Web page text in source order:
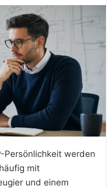
Persönlichkeit werden
mit
und einem